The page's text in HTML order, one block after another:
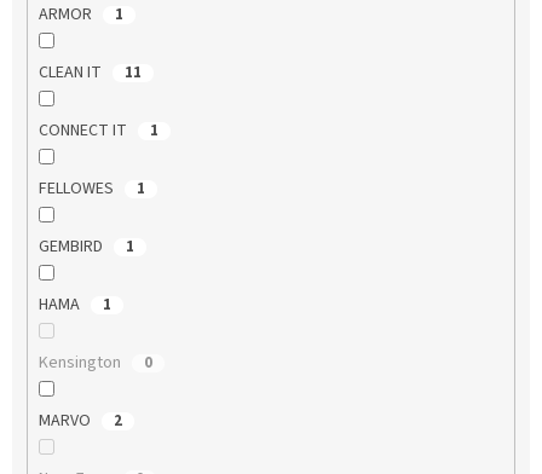
ARMOR 1
CLEAN IT 11
CONNECT IT 1
FELLOWES 1
GEMBIRD 1
HAMA 1
Kensington 0
MARVO 2